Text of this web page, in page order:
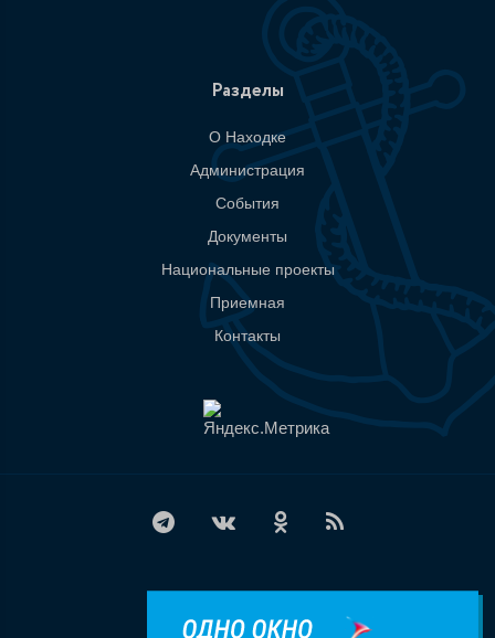
Разделы
О Находке
Администрация
События
Документы
Национальные проекты
Приемная
Контакты